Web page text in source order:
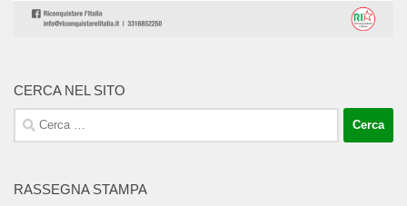
CERCA NEL SITO
Ricerca
per:
RASSEGNA STAMPA